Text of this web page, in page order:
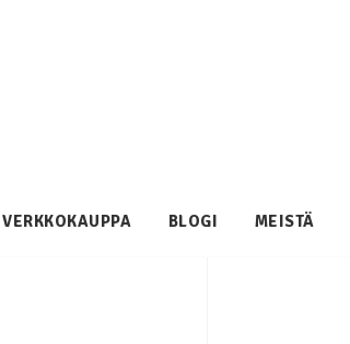
VERKKOKAUPPA BLOGI MEISTÄ